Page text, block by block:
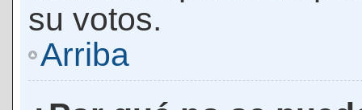
su votos.
Arriba